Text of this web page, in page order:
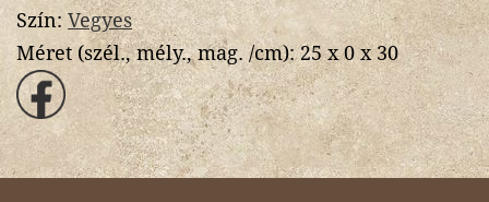
Szín: Vegyes
Méret (szél., mély., mag. /cm):25 x 0 x 30